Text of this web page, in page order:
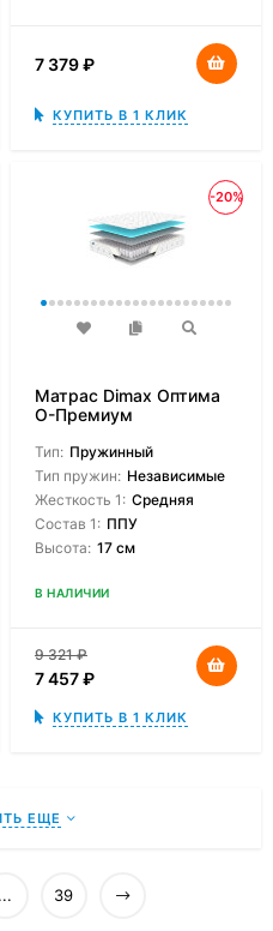
7 379₽
КУПИТЬ В 1 КЛИК
-20%
Матрас Dimax Оптима
О-Премиум
Тип: Пружинный
Тип пружин: Независимые
Жесткость 1: Средняя
Состав 1: ППУ
Высота: 17 см
В НАЛИЧИИ
9 321₽
7 457₽
КУПИТЬ В 1 КЛИК
ЕЩЕ
... 39